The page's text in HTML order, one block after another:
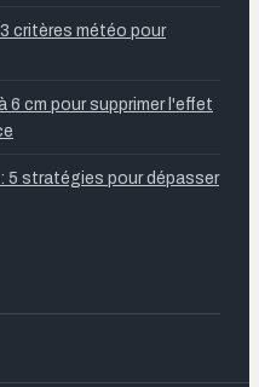
critères météo pour
6 cm pour supprimer l'effet
5 stratégies pour dépasser